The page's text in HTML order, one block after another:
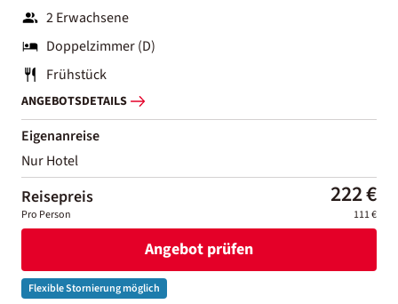
2 Erwachsene
Doppelzimmer (D)
Frühstück
ANGEBOTSDETAILS
Eigenanreise
Nur Hotel
Reisepreis 222 €
Pro Person 111 €
Angebot prüfen
Flexible Stornierung möglich